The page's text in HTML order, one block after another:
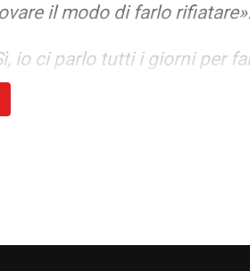
il modo di farlo rifiatare».
io ci parlo tutti i giorni per
messi a disposizione della
delle soddisfazioni».